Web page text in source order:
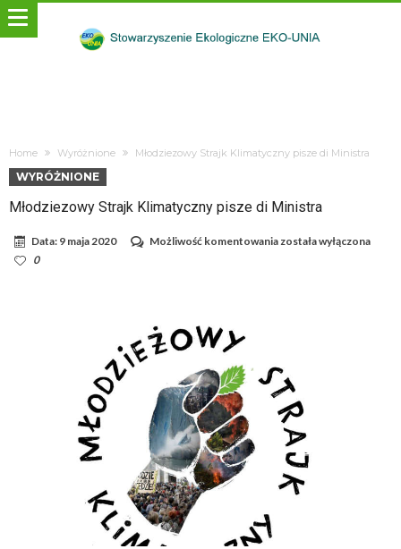
Home Wyróżnione Młodziezowy Strajk Klimatyczny pisze di Ministra
WYRÓŻNIONE
Młodziezowy Strajk Klimatyczny pisze di Ministra
Data: 9 maja 2020 Możliwość komentowania Młodziezowy
została wyłączona
0